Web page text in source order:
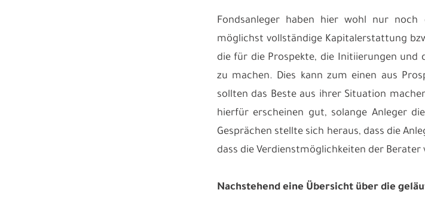
Fondsanleger haben hier wohl nur noch
möglichst vollständige Kapitalerstattung
die für die Prospekte, die Initiierungen und
zu machen. Dies kann zum einen aus
sollten das Beste aus ihrer Situation
hierfür erscheinen gut, solange Anleger
Gesprächen stellte sich heraus, dass die
dass die Verdienstmöglichkeiten der
Nachstehend eine Übersicht über die